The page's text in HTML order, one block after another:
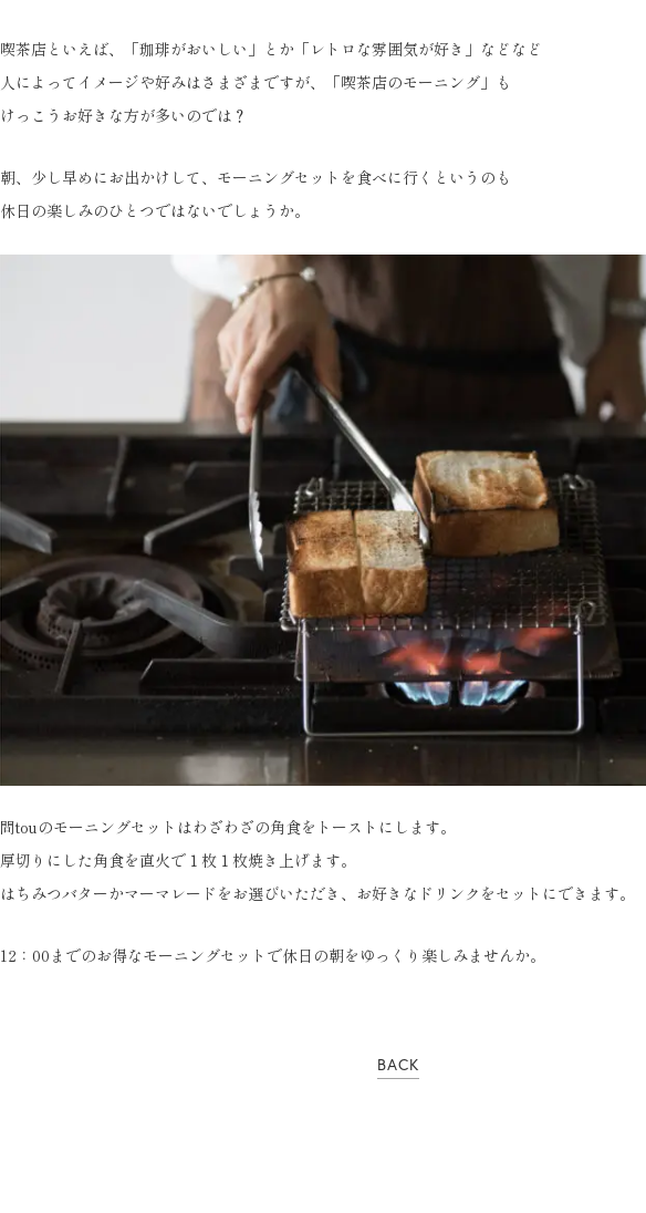
喫茶店といえば、「珈琲がおいしい」とか「レトロな雰囲気が好き」などなど
人によってイメージや好みはさまざまですが、「喫茶店のモーニング」も
けっこうお好きな方が多いのでは？
朝、少し早めにお出かけして、モーニングセットを食べに行くというのも
休日の楽しみのひとつではないでしょうか。
問touのモーニングセットはわざわざの角食をトーストにします。
厚切りにした角食を直火で１枚１枚焼き上げます。
はちみつバターかマーマレードをお選びいただき、お好きなドリンクをセットにできます。
12：00までのお得なモーニングセットで休日の朝をゆっくり楽しみませんか。
BACK